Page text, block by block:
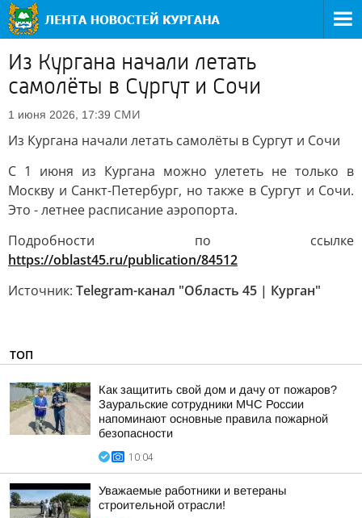
Из Кургана начали летать
самолёты в Сургут и Сочи
1 июня 2026, 17:39 СМИ
Из Кургана начали летать самолёты в Сургут и Сочи
С 1 июня из Кургана можно улететь не только в
Москву и Санкт-Петербург, но также в Сургут и Сочи.
Это - летнее расписание аэропорта.
Подробности по ссылке
https://oblast45.ru/publication/84512
Источник: Telegram-канал "Область 45 | Курган"
ТОП
Как защитить свой дом и дачу от пожаров?
Зауральские сотрудники МЧС России
напоминают основные правила пожарной
безопасности
10:04
Уважаемые работники и ветераны
строительной отрасли!